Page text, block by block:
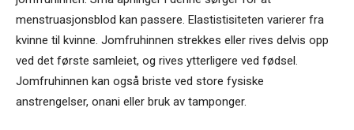
menstruasjonsblod kan passere. Elastistisiteten varierer fra
kvinne til kvinne. Jomfruhinnen strekkes eller rives delvis opp
ved det første samleiet, og rives ytterligere ved fødsel.
Jomfruhinnen kan også briste ved store fysiske
anstrengelser, onani eller bruk av tamponger.